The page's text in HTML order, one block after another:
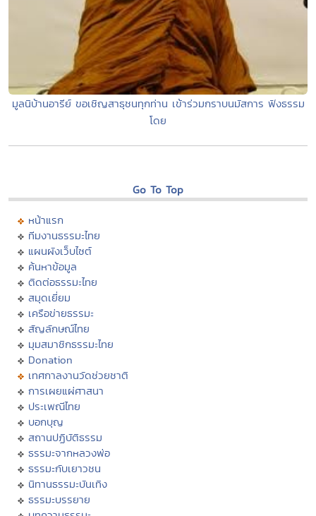
มูลนิบ้านอารีย์ ขอเชิญสาธุชนทุกท่าน เข้าร่วมกราบนมัสการ ฟังธรรม
โดย
Go To Top
หน้าแรก
ทีมงานธรรมะไทย
แผนผังเว็บไซต์
ค้นหาข้อมูล
ติดต่อธรรมะไทย
สมุดเยี่ยม
เครือข่ายธรรมะ
สัญลักษณ์ไทย
มุมสมาชิกธรรมะไทย
Donation
เทศกาลงานวัดช่วยชาติ
การเผยแผ่ศาสนา
ประเพณีไทย
บอกบุญ
สถานปฏิบัติธรรม
ธรรมะจากหลวงพ่อ
ธรรมะกับเยาวชน
นิทานธรรมะบันเทิง
ธรรมะบรรยาย